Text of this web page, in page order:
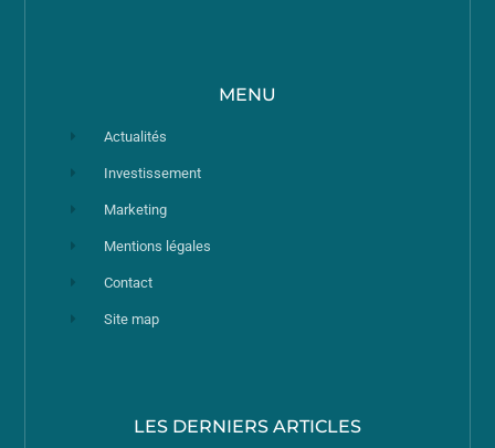
MENU
Actualités
Investissement
Marketing
Mentions légales
Contact
Site map
LES DERNIERS ARTICLES